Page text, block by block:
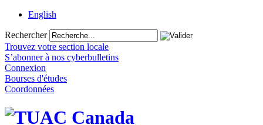
English
Rechercher
Trouvez votre section locale
S’abonner à nos cyberbulletins
Connexion
Bourses d'études
Coordonnées